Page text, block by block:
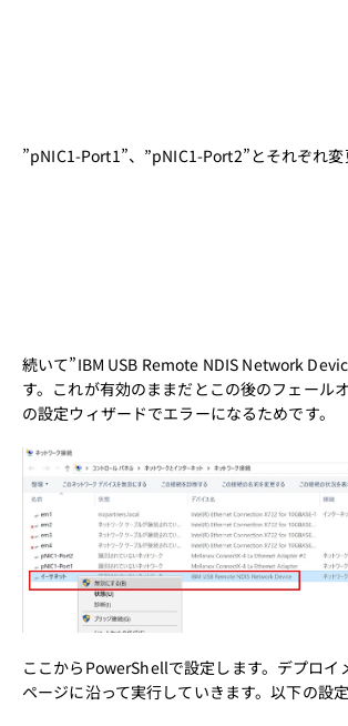
”pNIC1-Port1”、”pNIC1-Port2”とそれぞれ変
続いて”IBM USB Remote NDIS Network
す。これが有効のままだとこの後のフェール
の設定ウィザードでエラーになるためです。
ここからPowerShellで設定します。デプロイ
ページに沿って実行していきます。以下の設